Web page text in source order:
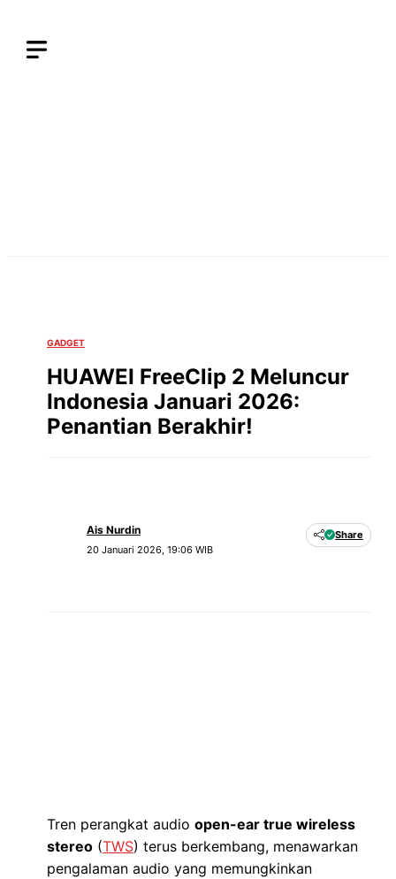
GADGET
HUAWEI FreeClip 2 Meluncur
Indonesia Januari 2026:
Penantian Berakhir!
Ais Nurdin
20 Januari 2026, 19:06 WIB
Share
Tren perangkat audio open-ear true wireless
stereo (TWS) terus berkembang, menawarkan
pengalaman audio yang memungkinkan